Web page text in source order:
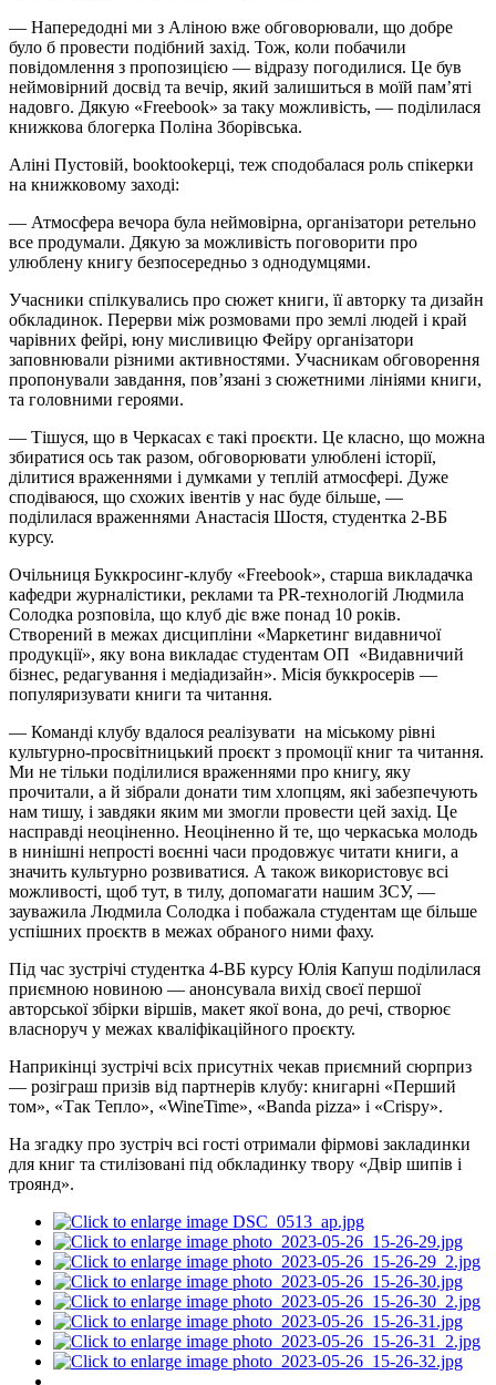
— Напередодні ми з Аліною вже обговорювали, що добре
було б провести подібний захід. Тож, коли побачили
повідомлення з пропозицією — відразу погодилися. Це був
неймовірний досвід та вечір, який залишиться в моїй пам’яті
надовго. Дякую «Freebook» за таку можливість, — поділилася
книжкова блогерка Поліна Зборівська.
Аліні Пустовій, booktookерці, теж сподобалася роль спікерки
на книжковому заході:
— Атмосфера вечора була неймовірна, організатори ретельно
все продумали. Дякую за можливість поговорити про
улюблену книгу безпосередньо з однодумцями.
Учасники спілкувались про сюжет книги, її авторку та дизайн
обкладинок. Перерви між розмовами про землі людей і край
чарівних фейрі, юну мисливицю Фейру організатори
заповнювали різними активностями. Учасникам обговорення
пропонували завдання, пов’язані з сюжетними лініями книги,
та головними героями.
— Тішуся, що в Черкасах є такі проєкти. Це класно, що можна
збиратися ось так разом, обговорювати улюблені історії,
ділитися враженнями і думками у теплій атмосфері. Дуже
сподіваюся, що схожих івентів у нас буде більше, —
поділилася враженнями Анастасія Шостя, студентка 2-ВБ
курсу.
Очільниця Буккросинг-клубу «Freebook», старша викладачка
кафедри журналістики, реклами та PR-технологій Людмила
Солодка розповіла, що клуб діє вже понад 10 років.
Створений в межах дисципліни «Маркетинг видавничої
продукції», яку вона викладає студентам ОП «Видавничий
бізнес, редагування і медіадизайн». Місія буккросерів —
популяризувати книги та читання.
— Команді клубу вдалося реалізувати на міському рівні
культурно-просвітницький проєкт з промоції книг та читання.
Ми не тільки поділилися враженнями про книгу, яку
прочитали, а й зібрали донати тим хлопцям, які забезпечують
нам тишу, і завдяки яким ми змогли провести цей захід. Це
насправді неоціненно. Неоціненно й те, що черкаська молодь
в нинішні непрості воєнні часи продовжує читати книги, а
значить культурно розвиватися. А також використовує всі
можливості, щоб тут, в тилу, допомагати нашим ЗСУ, —
зауважила Людмила Солодка і побажала студентам ще більше
успішних проєктв в межах обраного ними фаху.
Під час зустрічі студентка 4-ВБ курсу Юлія Капуш поділилася
приємною новиною — анонсувала вихід своєї першої
авторської збірки віршів, макет якої вона, до речі, створює
власноруч у межах кваліфікаційного проєкту.
Наприкінці зустрічі всіх присутніх чекав приємний сюрприз
— розіграш призів від партнерів клубу: книгарні «Перший
том», «Так Тепло», «WineTime», «Banda pizza» і «Crispy».
На згадку про зустріч всі гості отримали фірмові закладинки
для книг та стилізовані під обкладинку твору «Двір шипів і
троянд».